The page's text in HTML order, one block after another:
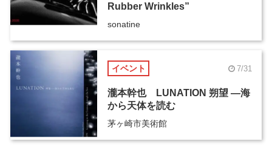
Rubber Wrinkles”
sonatine
イベント 7/31
瀧本幹也 LUNATION 朔望 ―海
から天体を読む
茅ヶ崎市美術館